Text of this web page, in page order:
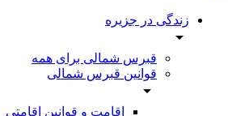
زندگی در جزیره
قبرس شمالی برای همه
قوانین قبرس شمالی
اقامت و قوانین اقامتی